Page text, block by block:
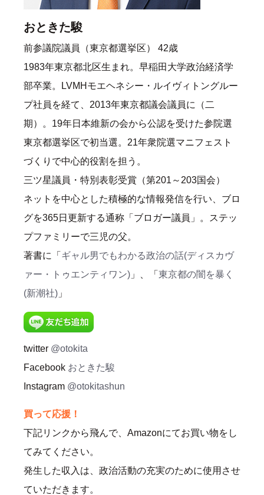
おときた駿
前参議院議員（東京都選挙区） 42歳
1983年東京都北区生まれ。早稲田大学政治経済学
部卒業。LVMHモエヘネシー・ルイヴィトングルー
プ社員を経て、2013年東京都議会議員に（二
期）。19年日本維新の会から公認を受けた参院選
東京都選挙区で初当選。21年衆院選マニフェスト
づくりで中心的役割を担う。
三ツ星議員・特別表彰受賞（第201～203国会）
ネットを中心とした積極的な情報発信を行い、ブロ
グを365日更新する通称「ブロガー議員」。ステッ
プファミリーで三児の父。
著書に「 ギャル男でもわかる政治の話(ディスカヴ
ァー・トゥエンティワン) 」、「 東京都の闇を暴く
(新潮社) 」
twitter @otokita
Facebook おときた駿
Instagram @otokitashun
買って応援！
下記リンクから飛んで、Amazonにてお買い物をし
てみてください。
発生した収入は、政治活動の充実のために使用させ
ていただきます。